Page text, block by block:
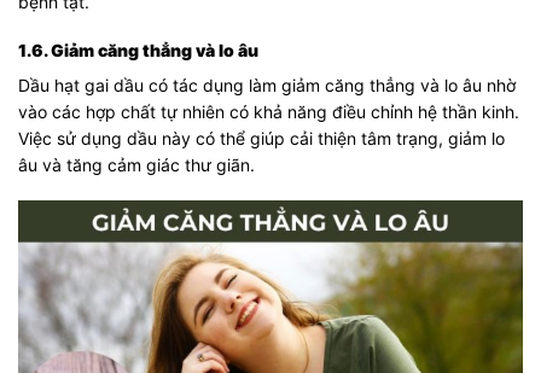
1.6. Giảm căng thẳng và lo âu
Dầu hạt gai dầu có tác dụng làm giảm căng thẳng và lo âu nhờ
vào các hợp chất tự nhiên có khả năng điều chỉnh hệ thần kinh.
Việc sử dụng dầu này có thể giúp cải thiện tâm trạng, giảm lo
âu và tăng cảm giác thư giãn.